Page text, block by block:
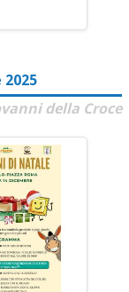
della Croce